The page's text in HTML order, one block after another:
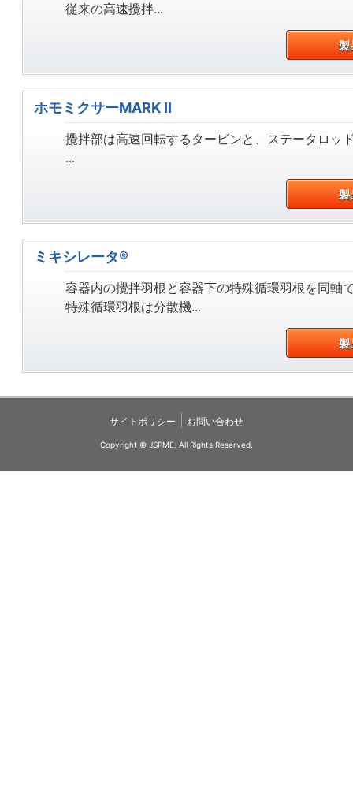
従来の高速攪拌...
製
ホモミクサーMARK II
攪拌部は高速回転するタービンと、ステータロッ
...
製
ミキシレータ®
容器内の攪拌羽根と容器下の特殊循環羽根を同軸
特殊循環羽根は分散機...
製
サイトポリシー お問い合わせ
Copyright © JSPME. All Rights Reserved.